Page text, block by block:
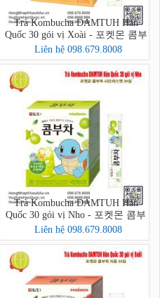
Trà Kombucha DAMTUH Hàn
Quốc 30 gói vị Xoài - 포켓몬 콤부
차 망고리치 30입
Liên hệ 098.679.8008
Trà Kombucha DAMTUH Hàn
Quốc 30 gói vị Nho - 포켓몬 콤부
차 샤인머스캣 30입
Liên hệ 098.679.8008